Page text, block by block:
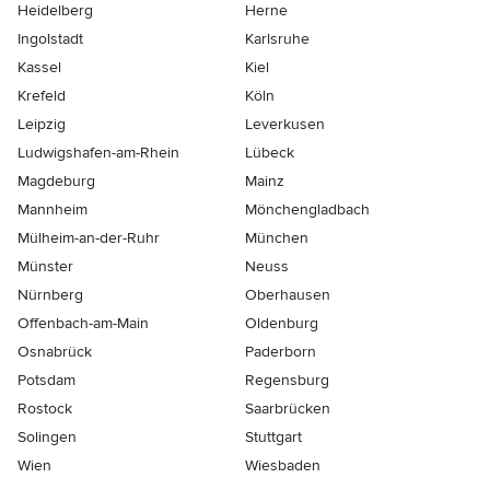
Heidelberg
Herne
Ingolstadt
Karlsruhe
Kassel
Kiel
Krefeld
Köln
Leipzig
Leverkusen
Ludwigshafen-am-Rhein
Lübeck
Magdeburg
Mainz
Mannheim
Mönchen­gladbach
Mülheim-an-der-Ruhr
München
Münster
Neuss
Nürnberg
Oberhausen
Offenbach-am-Main
Oldenburg
Osnabrück
Paderborn
Potsdam
Regensburg
Rostock
Saarbrücken
Solingen
Stuttgart
Wien
Wiesbaden